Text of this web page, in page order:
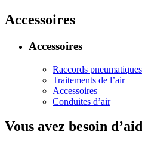
Accessoires
Accessoires
Raccords pneumatiques
Traitements de l’air
Accessoires
Conduites d’air
Vous avez besoin